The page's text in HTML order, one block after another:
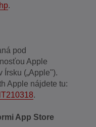
.
pod
Apple
Írsku („Apple").
Apple nájdete tu:
.
App Store